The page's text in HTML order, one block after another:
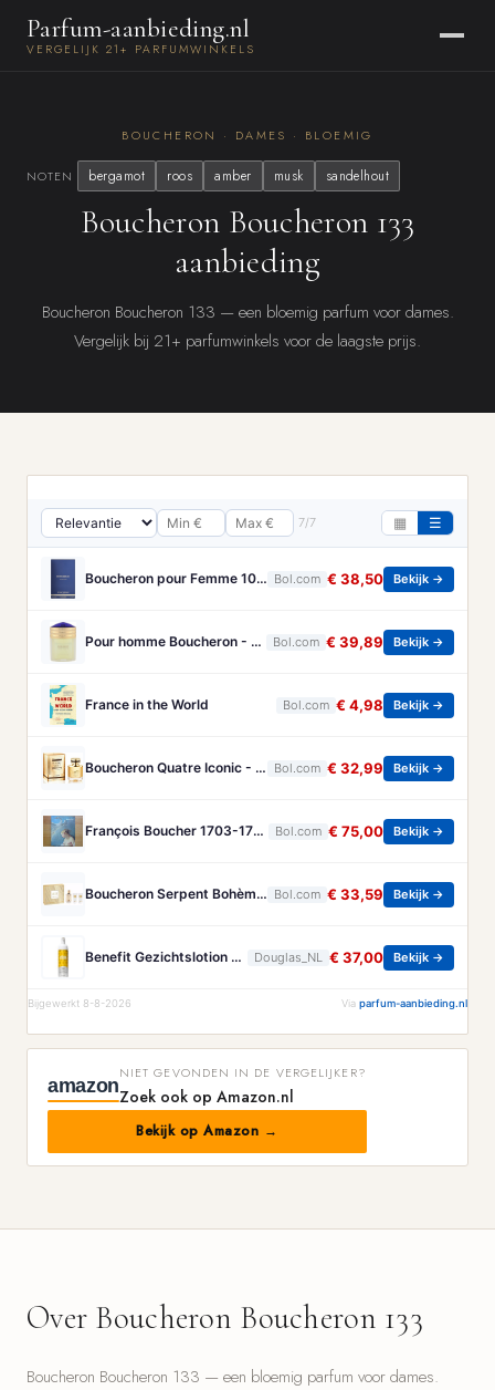
Parfum-aanbieding.nl
VERGELIJK 21+ PARFUMWINKELS
BOUCHERON · DAMES · BLOEMIG
NOTEN bergamot roos amber musk sandelhout
Boucheron Boucheron 133
aanbieding
Boucheron Boucheron 133 — een bloemig parfum voor dames.
Vergelijk bij 21+ parfumwinkels voor de laagste prijs.
7/7 ▦ ☰
Boucheron pour Femme 100 ml Eau de Parfum - Damesparfum Bol.com € 38,50 Bekijk →
Pour homme Boucheron - 100 ml - Eau de parfum Bol.com € 39,89 Bekijk →
France in the World Bol.com € 4,98 Bekijk →
Boucheron Quatre Iconic - 50 ml - eau de parfum spray - damesparfum Bol.com € 32,99 Bekijk →
François Boucher 1703-1770 - Brandt, Christa Bol.com € 75,00 Bekijk →
Boucheron Serpent Bohème Gift Set 50ml Eau de Parfum + 50ml Bath & Shower Gel + 50ml Body Lotion - Geschenkset Bol.com € 33,59 Bekijk →
Benefit Gezichtslotion The POREfessional Gezichtstoner Unisex 133ml Douglas_NL € 37,00 Bekijk →
Bijgewerkt 8-8-2026 Via parfum-aanbieding.nl
amazon
NIET GEVONDEN IN DE VERGELIJKER?
Zoek ook op Amazon.nl
Bekijk op Amazon →
Over Boucheron Boucheron 133
Boucheron Boucheron 133 — een bloemig parfum voor dames.